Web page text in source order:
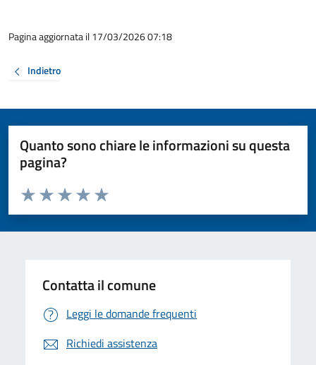
Pagina aggiornata il 17/03/2026 07:18
Indietro
Quanto sono chiare le informazioni su questa
pagina?
Valuta da 1 a 5 stelle la pagina
Valuta 5 stelle su 5
Valuta 4 stelle su 5
Valuta 3 stelle su 5
Valuta 2 stelle su 5
Valuta 1 stelle su 5
Contatta il comune
Leggi le domande frequenti
Richiedi assistenza